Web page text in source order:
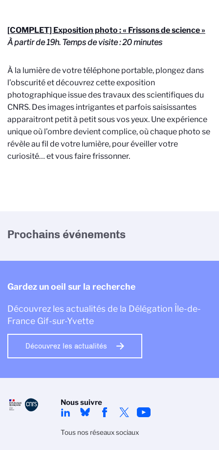
[COMPLET] Exposition photo : « Frissons de science »
À partir de 19h. Temps de visite : 20 minutes
À la lumière de votre téléphone portable, plongez dans
l’obscurité et découvrez cette exposition
photographique issue des travaux des scientifiques du
CNRS. Des images intrigantes et parfois saisissantes
apparaitront petit à petit sous vos yeux. Une expérience
unique où l’ombre devient complice, où chaque photo se
révèle au fil de votre lumière, pour éveiller votre
curiosité… et vous faire frissonner.
Prochains événements
Gardez un oeil sur la recherche
Découvrez les actualités de la Délégation Île-de-
France Gif-sur-Yvette
Découvrez les actualités
Nous suivre
Tous nos réseaux sociaux